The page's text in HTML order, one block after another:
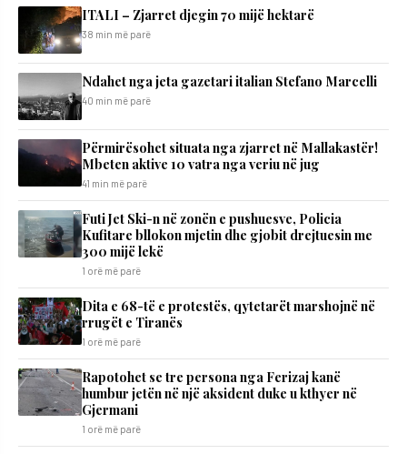
ITALI – Zjarret djegin 70 mijë hektarë
38 min më parë
Ndahet nga jeta gazetari italian Stefano Marcelli
40 min më parë
Përmirësohet situata nga zjarret në Mallakastër!
Mbeten aktive 10 vatra nga veriu në jug
41 min më parë
Futi Jet Ski-n në zonën e pushuesve, Policia
Kufitare bllokon mjetin dhe gjobit drejtuesin me
300 mijë lekë
1 orë më parë
Dita e 68-të e protestës, qytetarët marshojnë në
rrugët e Tiranës
1 orë më parë
Rapotohet se tre persona nga Ferizaj kanë
humbur jetën në një aksident duke u kthyer në
Gjermani
1 orë më parë